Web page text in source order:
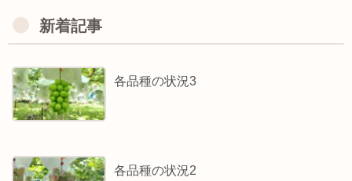
新着記事
各品種の状況3
各品種の状況2